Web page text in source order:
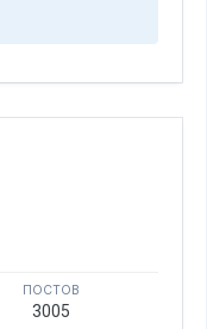
ПОСТОВ
3005